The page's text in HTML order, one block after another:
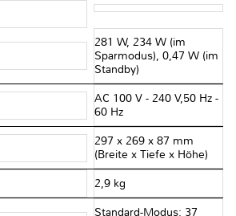
281 W, 234 W (im
Sparmodus), 0,47 W (im
Standby)
AC 100 V - 240 V,50 Hz -
60 Hz
297‎ x 269 x 87 mm
(Breite x Tiefe x Höhe)
2,9 kg
Standard-Modus: 37